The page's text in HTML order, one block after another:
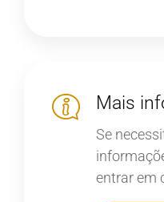
Mais
Se
entrar em